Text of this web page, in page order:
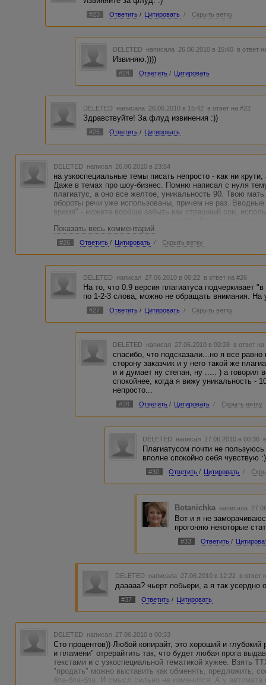
#23 Ответить / Цитировать / Скрыть ветку
DELETED написала 26.06.2010 в 15:40 в ответ
Извиняю.))))
#24 Ответить / Цитировать
DELETED написала 26.06.2010 в 15:42 в ответ на #22
Здравствуйте! За флуд извинения :))
#25 Ответить / Цитировать
DELETED написал 26.06.2010 в 23:54
на узкоспециальные темы писать непросто - как ни
Даже в темах про шоу-бизнес. Помню написал с нуля
плагиатус, а оно все желтое, уникальность 90. Твою
обороты речи уже использованы, причем не раз.
время" - можете вообще забыть как страшный сон,
когда-то звучало...
Показать весь комментарий
#26 Ответить / Цитировать / Скрыть ветку
DELETED написал 27.06.2010 в 00:22 в ответ на #26
На то, что 0.9 версия плагиатуса подчеркивает
по 1-2-3 слова, можно не обращать внимания. На
#27 Ответить / Цитировать / Скрыть ветку
DELETED написал 27.06.2010 в 00:28 в ответ
спасибо, что подсказали...но я все
сторону заказчик и у него такой же
и и думает ну степан, ну ..... ) а говорил
спокойнее, когда я вижу уникальность -
непросто...
#28 Ответить / Цитировать / Скрыть ветку
DELETED написал 27.06.2010 в 00:36
Плагиатусом почти не
вполне спокойно себя чувствую :)
#30 Ответить / Цитировать /
Botanichka написала
Вот и я не
прогоняю некоторые
#33 Ответить /
DELETED написала 27.06.2010 в 12:22 в ответ
дааааа? чьерт побьери, а я так усердно
#37 Ответить / Цитировать
DELETED написал 27.06.2010 в 00:33
Сто процентов)) Любой копирайт, это хороший и
и пламени" отрерайтить так, что будет любая прога
текстами и с узкоспециальной тематикой хужее. Взять
"продать" можно выставить как обменять, предложить,
бла-бла-бла. И смысл сильно не изменится. А у